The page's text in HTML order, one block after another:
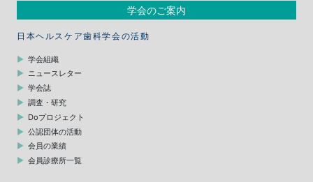
学会のご案内
日本ヘルスケア歯科学会の活動
学会組織
ニュースレター
学会誌
調査・研究
Doプロジェクト
公認団体の活動
会員の業績
会員診療所一覧